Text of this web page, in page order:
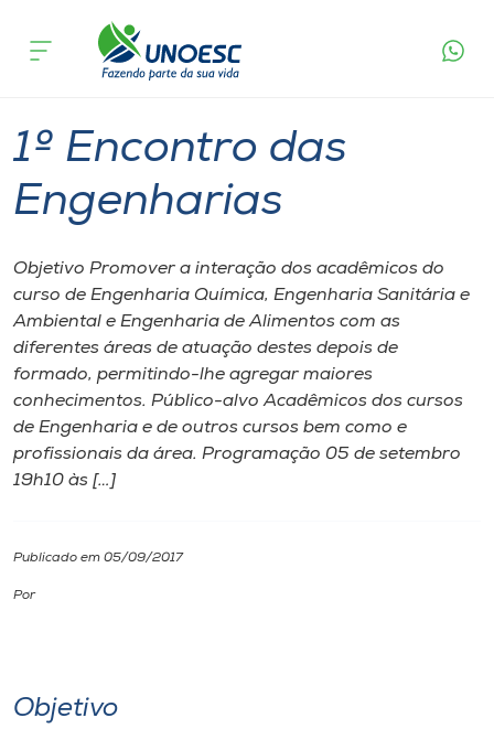
Cursos
Pesquisa
Portal de Ensino
A
Internacionalização
1º Encontro das
Engenharias
Objetivo Promover a interação dos acadêmicos do
curso de Engenharia Química, Engenharia Sanitária e
Ambiental e Engenharia de Alimentos com as
diferentes áreas de atuação destes depois de
formado, permitindo-lhe agregar maiores
conhecimentos. Público-alvo Acadêmicos dos cursos
de Engenharia e de outros cursos bem como e
profissionais da área. Programação 05 de setembro
19h10 às […]
Publicado em 05/09/2017
Por
Objetivo